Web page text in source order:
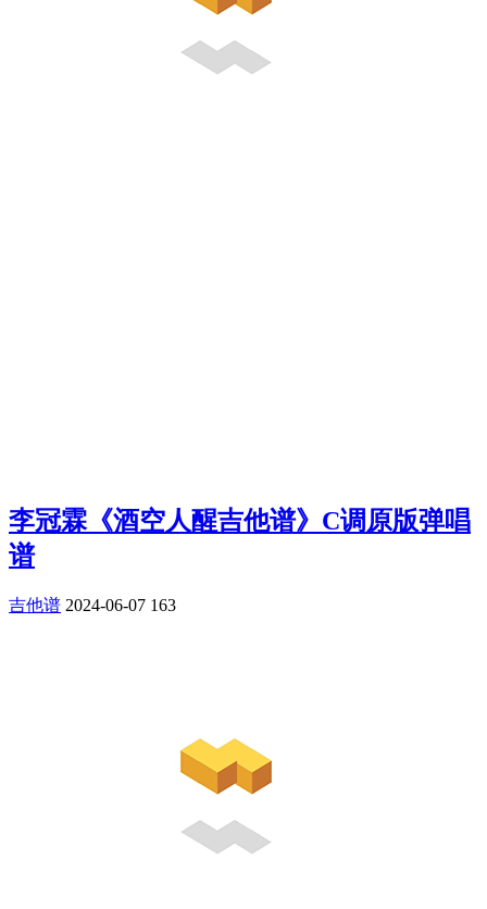
李冠霖《酒空人醒吉他谱》C调原版弹唱
谱
吉他谱 2024-06-07 163